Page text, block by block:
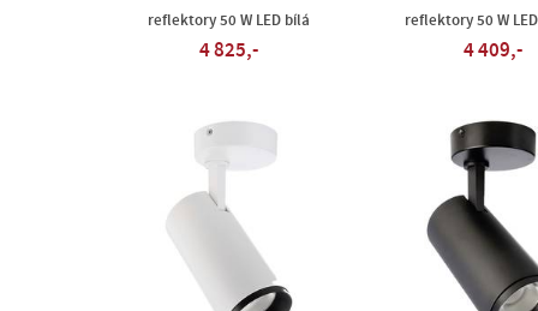
reflektory 50 W LED bílá
4 825,-
reflektory 50 W
4 409,-